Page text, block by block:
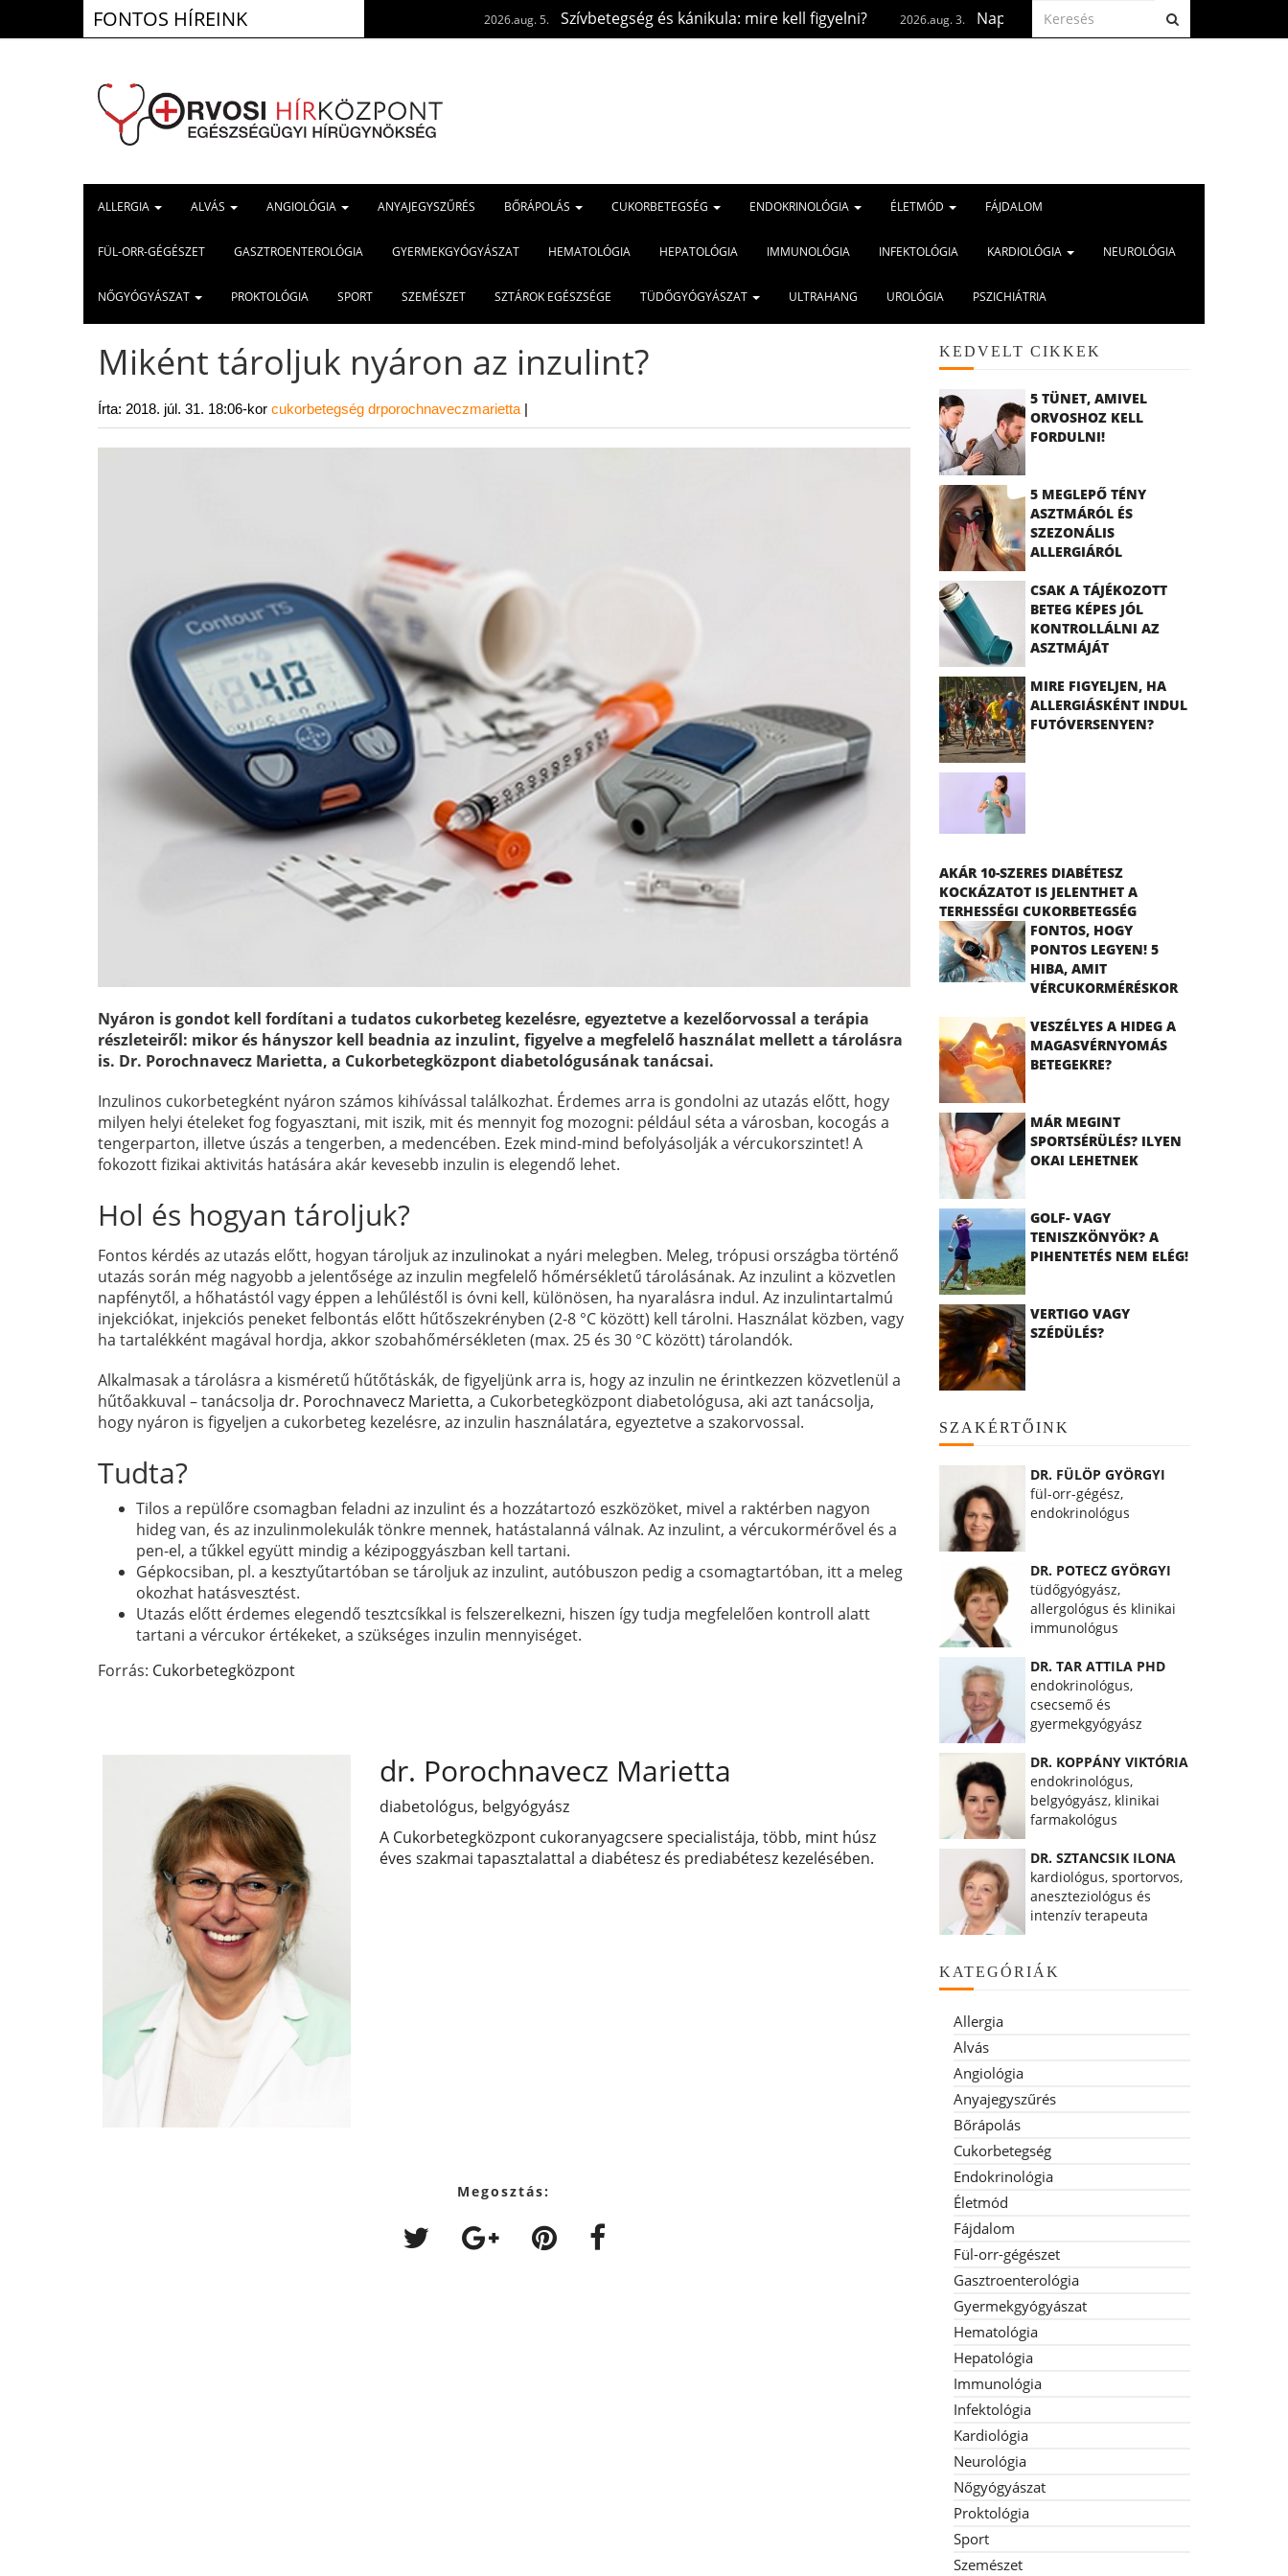
FONTOS HÍREINK Szívbetegség és kánikula: mire kell figyelni? 2026.aug. 3. Naptetoválás? Ha már megtörtént, fontos az
ALLERGIA ALVÁS ANGIOLÓGIA ANYAJEGYSZŰRÉS BŐRÁPOLÁS CUKORBETEGSÉG ENDOKRINOLÓGIA ÉLETMÓD FÁJDALOM
FÜL-ORR-GÉGÉSZET GASZTROENTEROLÓGIA GYERMEKGYÓGYÁSZAT HEMATOLÓGIA HEPATOLÓGIA IMMUNOLÓGIA INFEKTOLÓGIA KARDIOLÓGIA NEUROLÓGIA
NŐGYÓGYÁSZAT PROKTOLÓGIA SPORT SZEMÉSZET SZTÁROK EGÉSZSÉGE TÜDŐGYÓGYÁSZAT ULTRAHANG UROLÓGIA PSZICHIÁTRIA
Miként tároljuk nyáron az inzulint?
Írta: 2018. júl. 31. 18:06-kor cukorbetegség drporochnaveczmarietta |
Nyáron is gondot kell fordítani a tudatos cukorbeteg kezelésre, egyeztetve a kezelőorvossal a terápia
részleteiről: mikor és hányszor kell beadnia az inzulint, figyelve a megfelelő használat mellett a tárolásra
is. Dr. Porochnavecz Marietta, a Cukorbetegközpont diabetológusának tanácsai.
Inzulinos cukorbetegként nyáron számos kihívással találkozhat. Érdemes arra is gondolni az utazás előtt, hogy
milyen helyi ételeket fog fogyasztani, mit iszik, mit és mennyit fog mozogni: például séta a városban, kocogás a
tengerparton, illetve úszás a tengerben, a medencében. Ezek mind-mind befolyásolják a vércukorszintet! A
fokozott fizikai aktivitás hatására akár kevesebb inzulin is elegendő lehet.
Hol és hogyan tároljuk?
Fontos kérdés az utazás előtt, hogyan tároljuk az inzulinokata nyári melegben. Meleg, trópusi országba történő
utazás során még nagyobb a jelentősége az inzulin megfelelő hőmérsékletű tárolásának. Az inzulint a közvetlen
napfénytől, a hőhatástól vagy éppen a lehűléstől is óvni kell, különösen, ha nyaralásra indul. Az inzulintartalmú
injekciókat, injekciós peneket felbontás előtt hűtőszekrényben (2-8 °C között) kell tárolni. Használat közben, vagy
ha tartalékként magával hordja, akkor szobahőmérsékleten (max. 25 és 30 °C között) tárolandók.
Alkalmasak a tárolásra a kisméretű hűtőtáskák, de figyeljünk arra is, hogy az inzulin ne érintkezzen közvetlenül a
hűtőakkuval – tanácsolja dr. Porochnavecz Marietta, a Cukorbetegközpont diabetológusa, aki azt tanácsolja,
hogy nyáron is figyeljen a cukorbeteg kezelésre, az inzulin használatára, egyeztetve a szakorvossal.
Tudta?
Tilos a repülőre csomagban feladni az inzulint és a hozzátartozó eszközöket, mivel a raktérben nagyon
hideg van, és az inzulinmolekulák tönkre mennek, hatástalanná válnak. Az inzulint, a vércukormérővel és a
pen-el, a tűkkel együtt mindig a kézipoggyászban kell tartani.
Gépkocsiban, pl. a kesztyűtartóban se tároljuk az inzulint, autóbuszon pedig a csomagtartóban, itt a meleg
okozhat hatásvesztést.
Utazás előtt érdemes elegendő tesztcsíkkal is felszerelkezni, hiszen így tudja megfelelően kontroll alatt
tartani a vércukor értékeket, a szükséges inzulin mennyiséget.
Forrás: Cukorbetegközpont
dr. Porochnavecz Marietta
diabetológus, belgyógyász
A Cukorbetegközpont cukoranyagcsere specialistája, több, mint húsz
éves szakmai tapasztalattal a diabétesz és prediabétesz kezelésében.
Megosztás:
KEDVELT CIKKEK
5 TÜNET, AMIVEL
ORVOSHOZ KELL
FORDULNI!
5 MEGLEPŐ TÉNY
ASZTMÁRÓL ÉS
SZEZONÁLIS
ALLERGIÁRÓL
CSAK A TÁJÉKOZOTT
BETEG KÉPES JÓL
KONTROLLÁLNI AZ
ASZTMÁJÁT
MIRE FIGYELJEN, HA
ALLERGIÁSKÉNT INDUL
FUTÓVERSENYEN?
AKÁR 10-SZERES DIABÉTESZ
KOCKÁZATOT IS JELENTHET A
TERHESSÉGI CUKORBETEGSÉG
FONTOS, HOGY
PONTOS LEGYEN! 5
HIBA, AMIT
VÉRCUKORMÉRÉSKOR
VESZÉLYES A HIDEG A
MAGASVÉRNYOMÁS
BETEGEKRE?
MÁR MEGINT
SPORTSÉRÜLÉS? ILYEN
OKAI LEHETNEK
GOLF- VAGY
TENISZKÖNYÖK? A
PIHENTETÉS NEM ELÉG!
VERTIGO VAGY
SZÉDÜLÉS?
SZAKÉRTŐINK
DR. FÜLÖP GYÖRGYI
fül-orr-gégész,
endokrinológus
DR. POTECZ GYÖRGYI
tüdőgyógyász,
allergológus és klinikai
immunológus
DR. TAR ATTILA PHD
endokrinológus,
csecsemő és
gyermekgyógyász
DR. KOPPÁNY VIKTÓRIA
endokrinológus,
belgyógyász, klinikai
farmakológus
DR. SZTANCSIK ILONA
kardiológus, sportorvos,
aneszteziológus és
intenzív terapeuta
KATEGÓRIÁK
Allergia
Alvás
Angiológia
Anyajegyszűrés
Bőrápolás
Cukorbetegség
Endokrinológia
Életmód
Fájdalom
Fül-orr-gégészet
Gasztroenterológia
Gyermekgyógyászat
Hematológia
Hepatológia
Immunológia
Infektológia
Kardiológia
Neurológia
Nőgyógyászat
Proktológia
Sport
Szemészet